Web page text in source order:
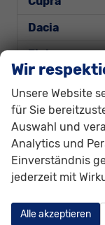
Dacia
Fiat
Capri
EcoSport
Explorer
Focus
Kuga
Wir
Unsere Website
für Sie
Auswahl und
Analytics und
Einverständnis
jederzeit mit
Alle akzeptieren